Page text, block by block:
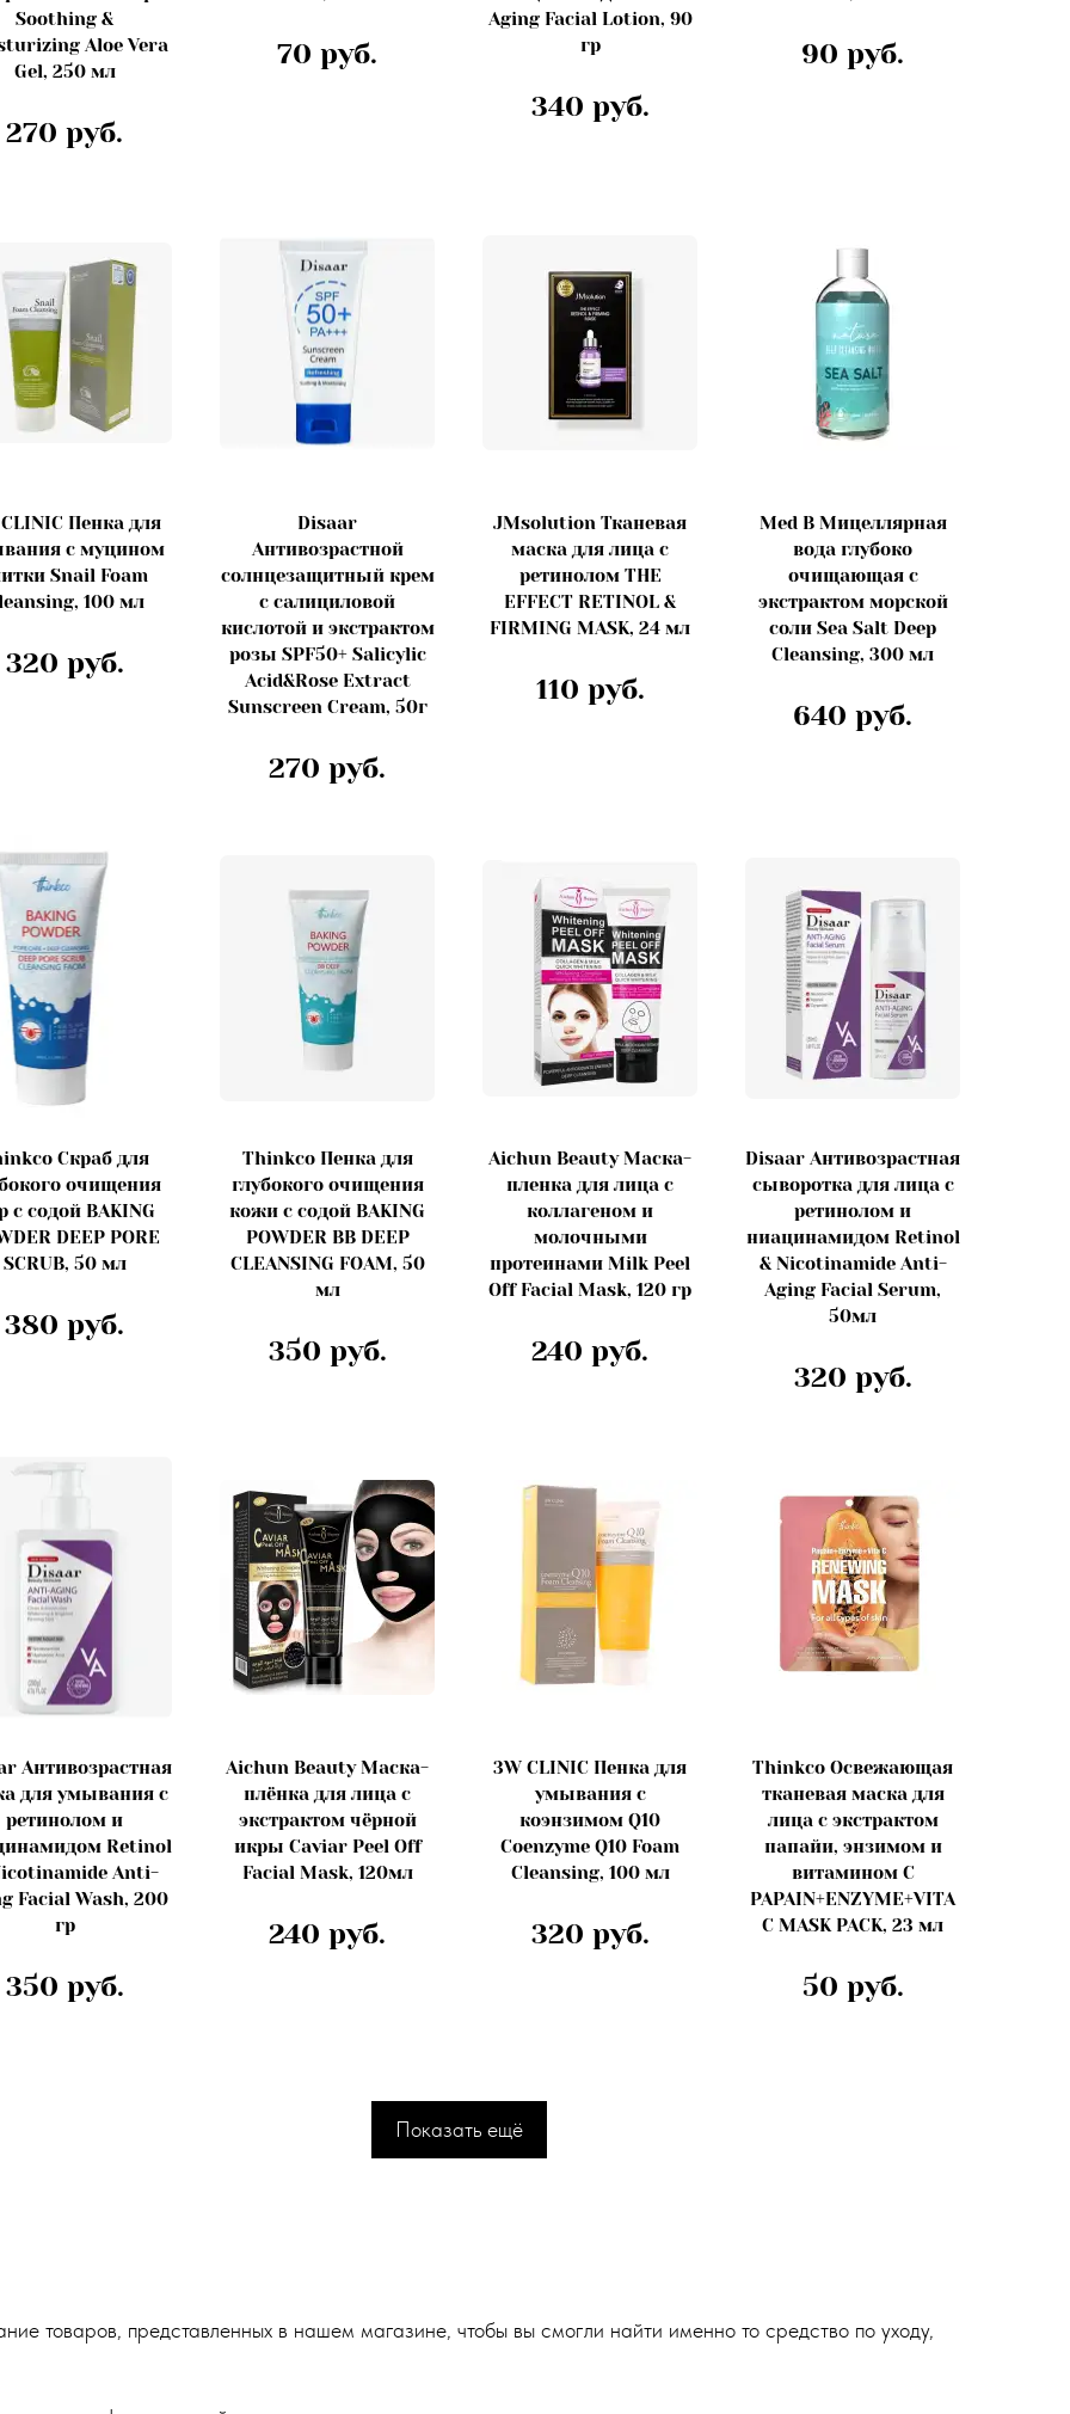
Soothing &
Aloe Vera
Gel, 250 мл
270 руб.
70 руб.
Aging Facial Lotion, 90
гр
340 руб.
90 руб.
Пенка для
с муцином
Snail Foam
100 мл
320 руб.
Disaar
Антивозрастной
солнцезащитный крем
с салициловой
кислотой и экстрактом
розы SPF50+ Salicylic
Acid&Rose Extract
Sunscreen Cream, 50г
270 руб.
JMsolution Тканевая
маска для лица с
ретинолом THE
EFFECT RETINOL &
FIRMING MASK, 24 мл
110 руб.
Med B Мицеллярная
вода глубоко
очищающая с
экстрактом морской
соли Sea Salt Deep
Cleansing, 300 мл
640 руб.
Скраб для
очищения
с содой BAKING
DEEP PORE
SCRUB, 50 мл
380 руб.
Thinkco Пенка для
глубокого очищения
кожи с содой BAKING
POWDER BB DEEP
CLEANSING FOAM, 50
мл
350 руб.
Aichun Beauty Маска-
пленка для лица с
коллагеном и
молочными
протеинами Milk Peel
Off Facial Mask, 120 гр
240 руб.
Disaar Антивозрастная
сыворотка для лица с
ретинолом и
ниацинамидом Retinol
& Nicotinamide Anti-
Aging Facial Serum,
50мл
320 руб.
Антивозрастная
для умывания с
ретинолом и
Retinol
Anti-
Facial Wash, 200
гр
350 руб.
Aichun Beauty Маска-
плёнка для лица с
экстрактом чёрной
икры Caviar Peel Off
Facial Mask, 120мл
240 руб.
3W CLINIC Пенка для
умывания с
коэнзимом Q10
Coenzyme Q10 Foam
Cleansing, 100 мл
320 руб.
Thinkco Освежающая
тканевая маска для
лица с экстрактом
папайи, энзимом и
витамином С
PAPAIN+ENZYME+VITA
C MASK PACK, 23 мл
50 руб.
Показать ещё
товаров, представленных в нашем магазине, чтобы вы смогли найти именно то средство по уходу,